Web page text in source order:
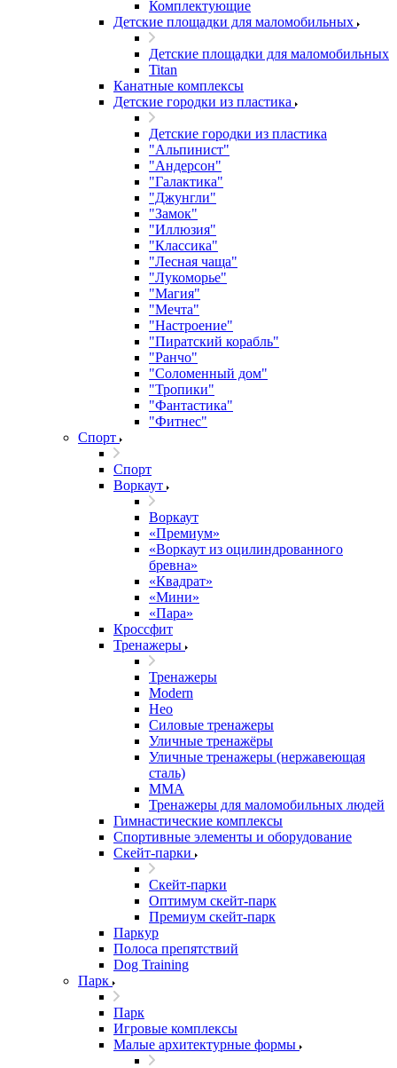
Комплектующие
Детские площадки для маломобильных
Детские площадки для маломобильных
Titan
Канатные комплексы
Детские городки из пластика
Детские городки из пластика
"Альпинист"
"Андерсон"
"Галактика"
"Джунгли"
"Замок"
"Иллюзия"
"Классика"
"Лесная чаща"
"Лукоморье"
"Магия"
"Мечта"
"Настроение"
"Пиратский корабль"
"Ранчо"
"Соломенный дом"
"Тропики"
"Фантастика"
"Фитнес"
Спорт
Спорт
Воркаут
Воркаут
«Премиум»
«Воркаут из оцилиндрованного
бревна»
«Квадрат»
«Мини»
«Пара»
Кроссфит
Тренажеры
Тренажеры
Modern
Нео
Силовые тренажеры
Уличные тренажёры
Уличные тренажеры (нержавеющая
сталь)
ММА
Тренажеры для маломобильных людей
Гимнастические комплексы
Спортивные элементы и оборудование
Скейт-парки
Скейт-парки
Оптимум скейт-парк
Премиум скейт-парк
Паркур
Полоса препятствий
Dog Training
Парк
Парк
Игровые комплексы
Малые архитектурные формы